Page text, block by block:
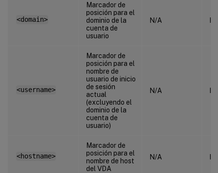
<domain>
Marcador de
posición para el
dominio de la
cuenta de
usuario
N/A
<username>
Marcador de
posición para el
nombre de
usuario de inicio
de sesión
actual
(excluyendo el
dominio de la
cuenta de
usuario)
N/A
<hostname>
Marcador de
posición para el
nombre de host
del VDA
N/A